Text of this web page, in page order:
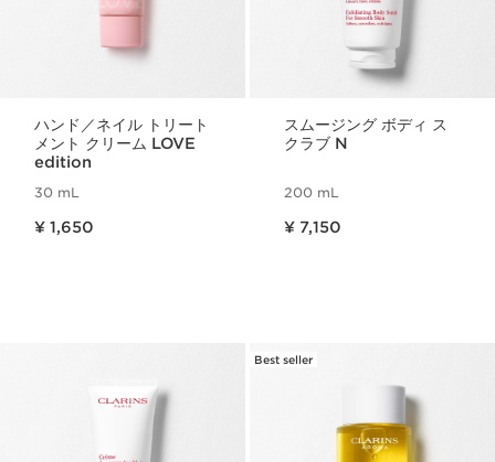
ハンド／ネイル トリート
メント クリーム LOVE
edition
30 mL
¥ 1,650
スムージング ボディ ス
クラブ N
200 mL
¥ 7,150
Best seller